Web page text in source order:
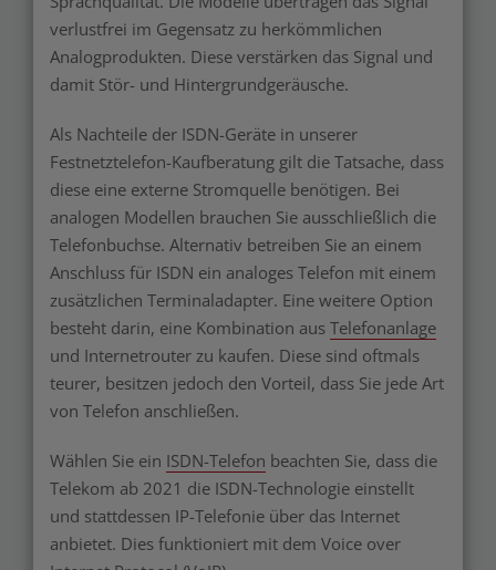
verlustfrei im Gegensatz zu herkömmlichen
Analogprodukten. Diese verstärken das Signal und
damit Stör- und Hintergrundgeräusche.
Als Nachteile der ISDN-Geräte in unserer
Festnetztelefon-Kaufberatung gilt die Tatsache, dass
diese eine externe Stromquelle benötigen. Bei
analogen Modellen brauchen Sie ausschließlich die
Telefonbuchse. Alternativ betreiben Sie an einem
Anschluss für ISDN ein analoges Telefon mit einem
zusätzlichen Terminaladapter. Eine weitere Option
besteht darin, eine Kombination aus Telefonanlage
und Internetrouter zu kaufen. Diese sind oftmals
teurer, besitzen jedoch den Vorteil, dass Sie jede Art
von Telefon anschließen.
Wählen Sie ein ISDN-Telefon beachten Sie, dass die
Telekom ab 2021 die ISDN-Technologie einstellt
und stattdessen IP-Telefonie über das Internet
anbietet. Dies funktioniert mit dem Voice over